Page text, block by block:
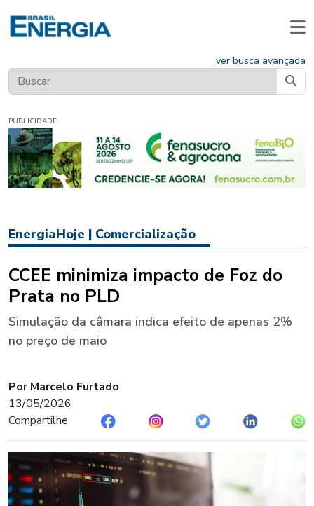
ver busca avançada
PUBLICIDADE
EnergiaHoje | Comercialização
CCEE minimiza impacto de Foz do
Prata no PLD
Simulação da câmara indica efeito de apenas 2%
no preço de maio
Por Marcelo Furtado
13/05/2026
Compartilhe